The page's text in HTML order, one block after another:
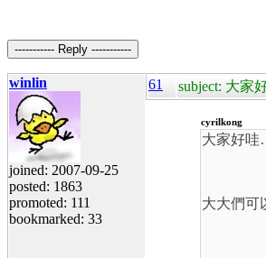
----------- Reply -----------
winlin
joined: 2007-09-25
posted: 1863
promoted: 111
bookmarked: 33
61 subject: 大家
cyrilkong
大家好哇
大大們可